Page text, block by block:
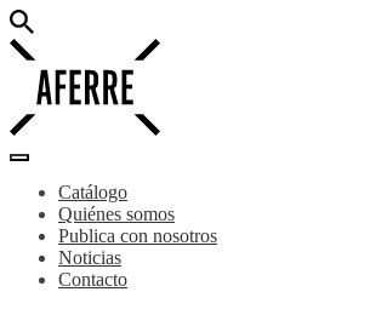
Catálogo
Quiénes somos
Publica con nosotros
Noticias
Contacto